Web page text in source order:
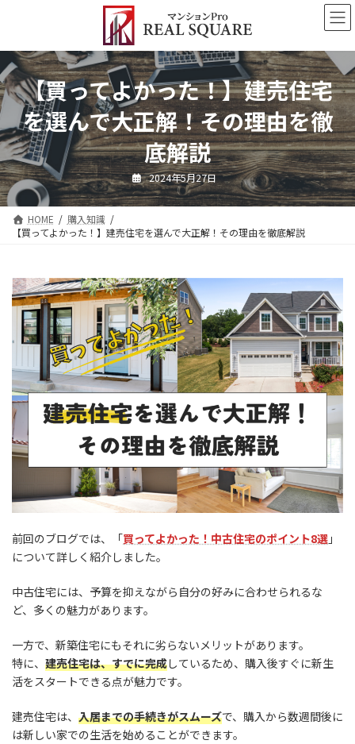
ン
ツ
へ
ス
キ
ッ
プ
ー
シ
ョ
ン
に
移
動
【買ってよかった！】建売住宅
を選んで大正解！その理由を徹
底解説
2024年5月27日
HOME
購入知識
【買ってよかった！】建売住宅を選んで大正解！その理由を徹底解説
前回のブログでは、「買ってよかった！中古住宅のポイント8選 」
について詳しく紹介しました。
中古住宅には、予算を抑えながら自分の好みに合わせられるな
ど、多くの魅力があります。
一方で、新築住宅にもそれに劣らないメリットがあります。
特に、 建売住宅は、すでに完成しているため、購入後すぐに新生
活をスタートできる点が魅力です。
建売住宅は、 入居までの手続きがスムーズで、購入から数週間後に
は新しい家での生活を始めることができます。